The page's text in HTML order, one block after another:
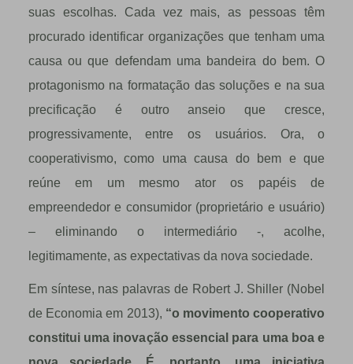
suas escolhas. Cada vez mais, as pessoas têm
procurado identificar organizações que tenham uma
causa ou que defendam uma bandeira do bem. O
protagonismo na formatação das soluções e na sua
precificação é outro anseio que cresce,
progressivamente, entre os usuários. Ora, o
cooperativismo, como uma causa do bem e que
reúne em um mesmo ator os papéis de
empreendedor e consumidor (proprietário e usuário)
– eliminando o intermediário -, acolhe,
legitimamente, as expectativas da nova sociedade.
Em síntese, nas palavras de Robert J. Shiller (Nobel
de Economia em 2013), “o movimento cooperativo
constitui uma inovação essencial para uma boa e